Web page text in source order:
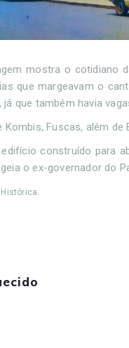
mostra o cotidiano
que margeavam o
que também havia
Fuscas, além de
construído para
o ex-governador do